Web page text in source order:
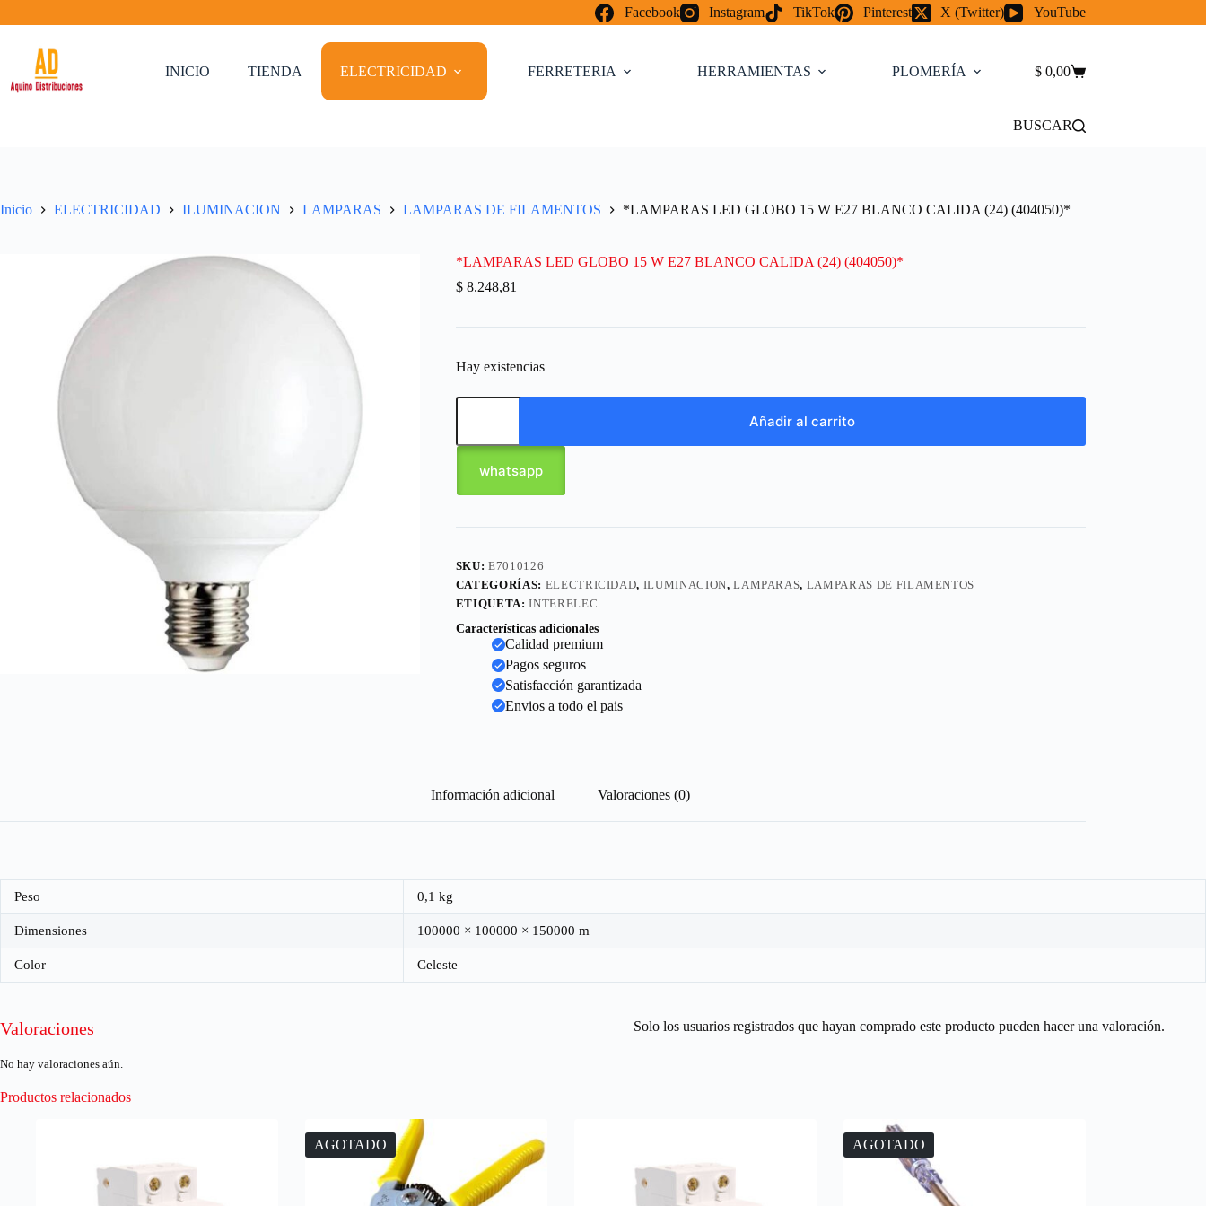
al
Facebook Instagram TikTok Pinterest X (Twitter) YouTube
INICIO TIENDA ELECTRICIDAD FERRETERIA HERRAMIENTAS PLOMERÍA CAMARA
Carro
$0,00
BUSCAR
Inicio ELECTRICIDAD ILUMINACION LAMPARAS LAMPARAS DE FILAMENTOS *LAMPARAS LED GLOBO 15 W E27 BLANCO CALIDA (24) (404050)*
*LAMPARAS LED GLOBO 15 W E27 BLANCO CALIDA (24) (404050)*
$8.248,81
Hay existencias
Añadir al carrito
whatsapp
SKU:E7010126
CATEGORÍAS: ELECTRICIDAD, ILUMINACION,LAMPARAS, LAMPARAS DE FILAMENTOS
ETIQUETA:INTERELEC
Características adicionales
Calidad premium
Pagos seguros
Satisfacción garantizada
Envios a todo el pais
Información adicional Valoraciones (0)
Peso 0,1 kg
Dimensiones 100000 × 100000 × 150000 m
Color Celeste
Valoraciones
No hay valoraciones aún.
Solo los usuarios registrados que hayan comprado este producto pueden hacer una valoración.
Productos relacionados
AGOTADO AGOTADO